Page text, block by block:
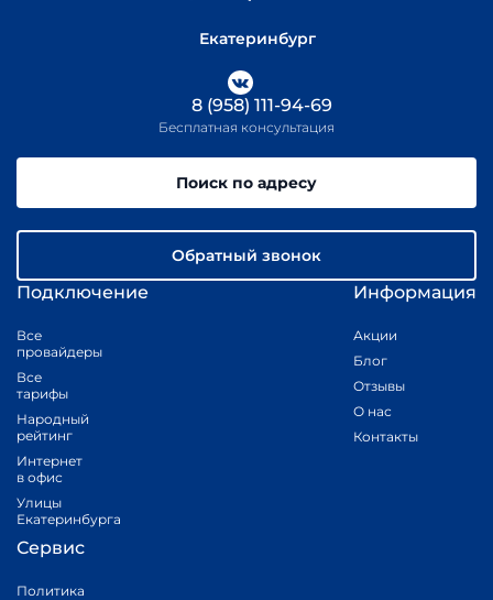
Екатеринбург
Подключение
Все
провайдеры
Все
тарифы
Народный
рейтинг
Интернет
в офис
Улицы
Екатеринбурга
Информация
Акции
Блог
Отзывы
О нас
Контакты
Сервис
Политика
8 (958) 111-94-69
Бесплатная консультация
Поиск по адресу
Обратный звонок